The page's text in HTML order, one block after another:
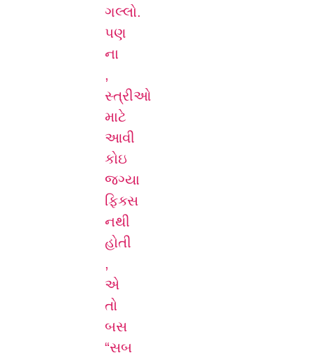
ગલ્લો.
પણ
ના
,
સ્ત્રીઓ
માટે
આવી
કોઇ
જગ્યા
ફિક્સ
નથી
હોતી
,
એ
તો
બસ
“સબ